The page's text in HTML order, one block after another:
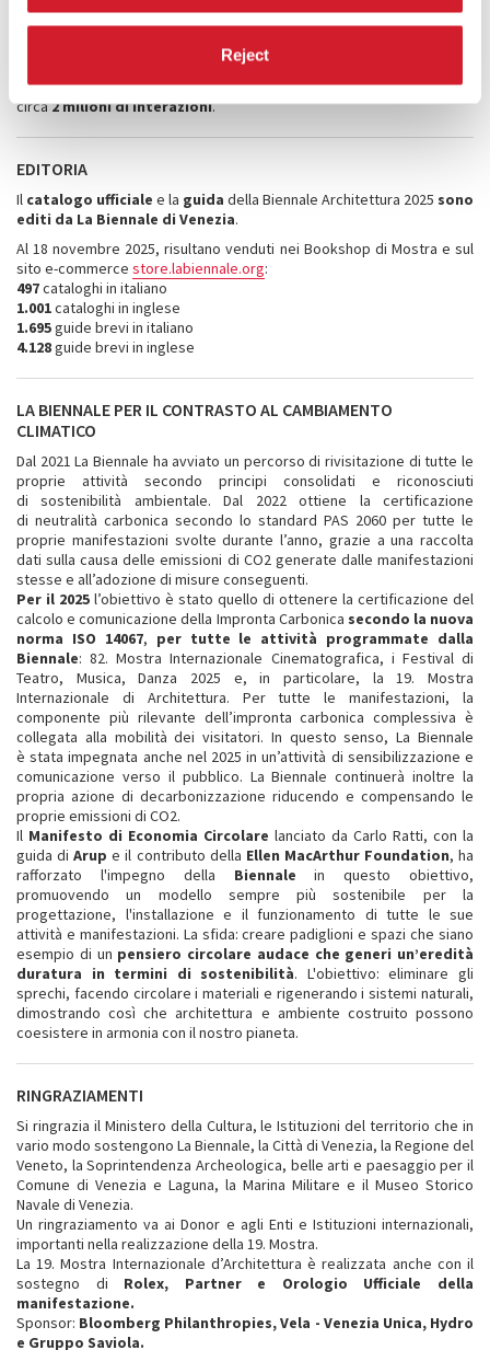
Reject
Social Media:I contenuti pubblicati durante laBiennale
sulle piattaforme social Facebook, X, Instagram e
La Biennale di Venezia
complessivamente più di121 milioni di visualizzazioni, generando
circa2 milionidi interazioni.
EDITORIA
Il catalogo ufficiale e la guida della Biennale Architettura 2025 sono
editi da La Biennale di Venezia.
Al 18 novembre 2025, risultano venduti nei Bookshop di Mostra e sul
sito e-commerce store.labiennale.org:
497cataloghi in italiano
1.001cataloghi in inglese
1.695guide brevi in italiano
4.128guide brevi in inglese
LA BIENNALE PER IL CONTRASTO AL CAMBIAMENTO
CLIMATICO
Dal 2021 La Biennale ha avviato un percorso di rivisitazione di tutte le
proprie attività secondo principi consolidati e riconosciuti
di sostenibilità ambientale. Dal 2022 ottiene la certificazione
di neutralità carbonica secondo lo standard PAS 2060 per tutte le
proprie manifestazioni svolte durante l’anno, grazie a una raccolta
dati sulla causa delle emissioni di CO2 generate dalle manifestazioni
stesse e all’adozione di misure conseguenti.
Per il 2025 l’obiettivo è stato quello di ottenere la certificazione del
calcolo e comunicazione della Impronta Carbonica secondo la nuova
norma ISO 14067, per tutte le attività programmate dalla
Biennale: 82. Mostra Internazionale Cinematografica, i Festival di
Teatro, Musica, Danza 2025 e, in particolare, la 19. Mostra
Internazionale di Architettura. Per tutte le manifestazioni, la
componente più rilevante dell’impronta carbonica complessiva è
collegata alla mobilità dei visitatori. In questo senso, La Biennale
è stata impegnata anche nel 2025 in un’attività di sensibilizzazione e
comunicazione verso il pubblico. La Biennale continuerà inoltre la
propria azione di decarbonizzazione riducendo e compensando le
proprie emissioni di CO2.
Il Manifesto di Economia Circolare lanciato da Carlo Ratti, con la
guida diArup e il contributo della Ellen MacArthur Foundation, ha
rafforzato l'impegno della Biennalein questo obiettivo,
promuovendo un modello sempre più sostenibile per la
progettazione, l'installazione e il funzionamento di tutte le sue
attività e manifestazioni. La sfida: creare padiglioni e spazi che siano
esempio di un pensiero circolare audace che generi un’eredità
duratura in termini di sostenibilità. L'obiettivo: eliminare gli
sprechi, facendo circolare i materiali e rigenerando i sistemi naturali,
dimostrando così che architettura e ambiente costruito possono
coesistere in armonia con il nostro pianeta.
RINGRAZIAMENTI
Si ringrazia il Ministero della Cultura, le Istituzioni del territorio che in
vario modo sostengono La Biennale, la Città di Venezia, la Regione del
Veneto, la Soprintendenza Archeologica, belle arti e paesaggio per il
Comune di Venezia e Laguna, la Marina Militare e il Museo Storico
Navale di Venezia.
Un ringraziamento va ai Donor e agli Enti e Istituzioni internazionali,
importanti nella realizzazione della 19. Mostra.
La 19. Mostra Internazionale d’Architettura è realizzata anche con il
sostegno di Rolex, Partner e Orologio Ufficiale della
manifestazione.
Sponsor: Bloomberg Philanthropies, Vela - Venezia Unica, Hydro
e Gruppo Saviola.